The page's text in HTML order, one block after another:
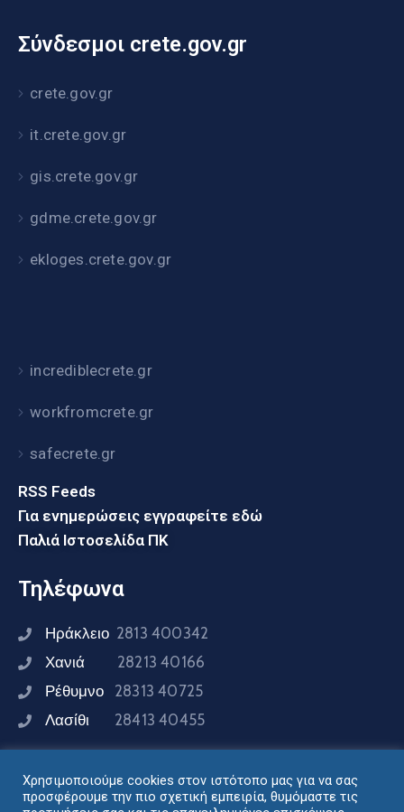
Σύνδεσμοι crete.gov.gr
crete.gov.gr
it.crete.gov.gr
gis.crete.gov.gr
gdme.crete.gov.gr
ekloges.crete.gov.gr
incrediblecrete.gr
workfromcrete.gr
safecrete.gr
RSS Feeds
Για ενημερώσεις εγγραφείτε εδώ
Παλιά Ιστοσελίδα ΠΚ
Τηλέφωνα
Ηράκλειο 2813 400342
Χανιά 28213 40166
Ρέθυμνο 28313 40725
Λασίθι 28413 40455
Συνδεθείτε μαζί μας
Χρησιμοποιούμε cookies στον ιστότοπο μας για να σας
προσφέρουμε την πιο σχετική εμπειρία, θυμόμαστε τις